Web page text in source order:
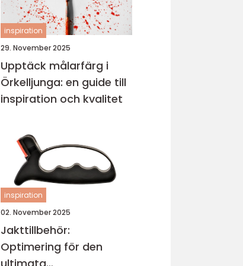
inspiration
29. November 2025
Upptäck målarfärg i
Örkelljunga: en guide till
inspiration och kvalitet
inspiration
02. November 2025
Jakttillbehör:
Optimering för den